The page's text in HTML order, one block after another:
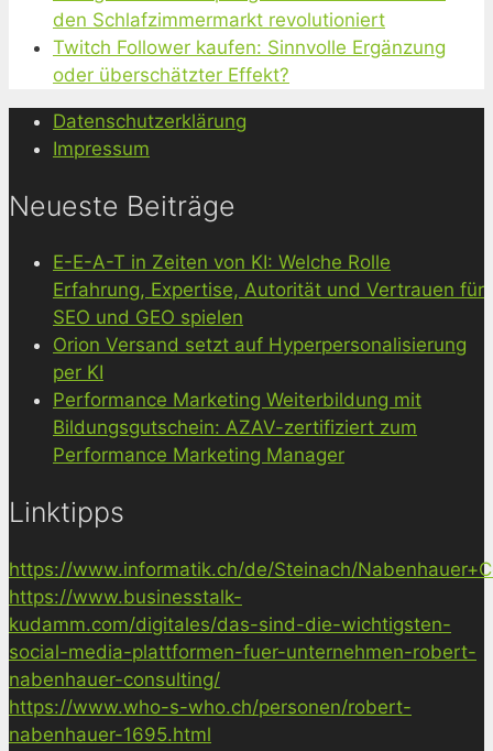
den Schlafzimmermarkt revolutioniert
Twitch Follower kaufen: Sinnvolle Ergänzung
oder überschätzter Effekt?
Datenschutzerklärung
Impressum
Neueste Beiträge
E-E-A-T in Zeiten von KI: Welche Rolle
Erfahrung, Expertise, Autorität und Vertrauen für
SEO und GEO spielen
Orion Versand setzt auf Hyperpersonalisierung
per KI
Performance Marketing Weiterbildung mit
Bildungsgutschein: AZAV-zertifiziert zum
Performance Marketing Manager
Linktipps
https://www.informatik.ch/de/Steinach/
https://www.businesstalk-
kudamm.com/digitales/das-sind-die-wichtigsten-
social-media-plattformen-fuer-unternehmen-robert-
nabenhauer-consulting/
https://www.who-s-who.ch/personen/robert-
nabenhauer-1695.html